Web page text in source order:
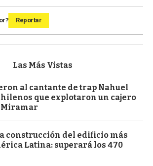
Reportar
Las Más Vistas
al cantante de trap Nahuel
que explotaron un cajero
Miramar
construcción del edificio más
Latina: superará los 470